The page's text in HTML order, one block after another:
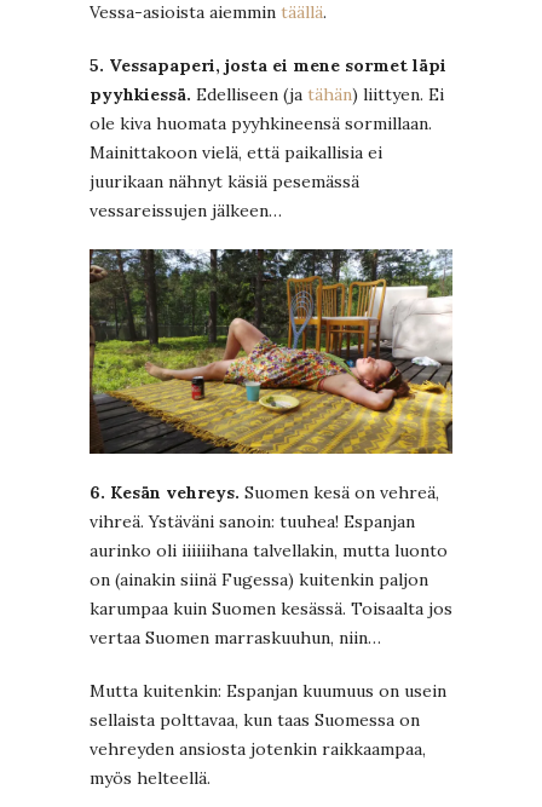
Vessa-asioista aiemmin täällä.
5. Vessapaperi, josta ei mene sormet läpi
pyyhkiessä. Edelliseen (ja tähän) liittyen. Ei
ole kiva huomata pyyhkineensä sormillaan.
Mainittakoon vielä, että paikallisia ei
juurikaan nähnyt käsiä pesemässä
vessareissujen jälkeen…
6. Kesän vehreys. Suomen kesä on vehreä,
vihreä. Ystäväni sanoin: tuuhea! Espanjan
aurinko oli iiiiiihana talvellakin, mutta luonto
on (ainakin siinä Fugessa) kuitenkin paljon
karumpaa kuin Suomen kesässä. Toisaalta jos
vertaa Suomen marraskuuhun, niin…
Mutta kuitenkin: Espanjan kuumuus on usein
sellaista polttavaa, kun taas Suomessa on
vehreyden ansiosta jotenkin raikkaampaa,
myös helteellä.